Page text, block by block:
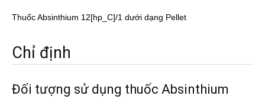
Thuốc Absinthium 12[hp_C]/1 dưới dạng Pellet
Chỉ định
Đối tượng sử dụng thuốc Absinthium